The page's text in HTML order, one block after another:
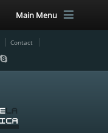
Main Menu
Contact